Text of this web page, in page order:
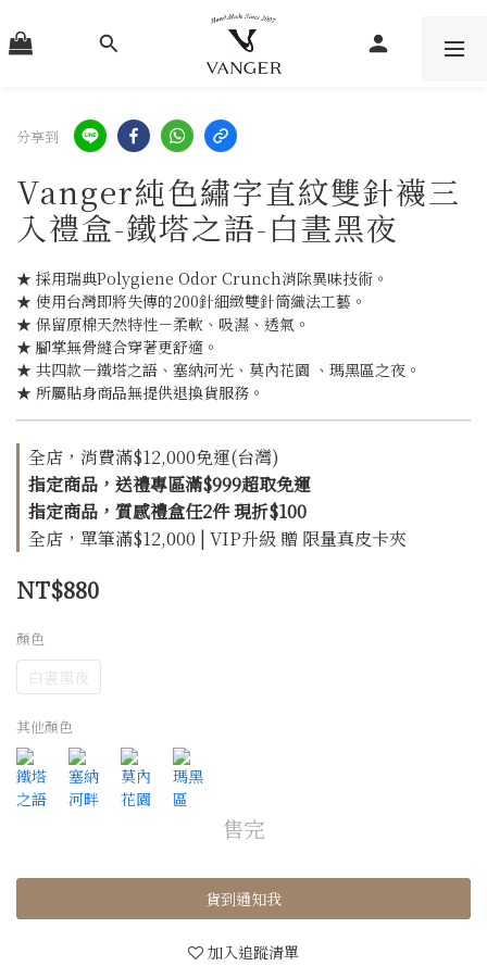
分享到
Vanger純色繡字直紋雙針襪三
入禮盒-鐵塔之語-白晝黑夜
★ 採用瑞典Polygiene Odor Crunch消除異味技術。
★ 使用台灣即將失傳的200針細緻雙針筒織法工藝。
★ 保留原棉天然特性－柔軟、吸濕、透氣。
★ 腳掌無骨縫合穿著更舒適。
★ 共四款－鐵塔之語、塞納河光、莫內花園 、瑪黑區之夜。
★ 所屬貼身商品無提供退換貨服務。
全店，消費滿$12,000免運(台灣)
指定商品，送禮專區滿$999超取免運
指定商品，質感禮盒任2件 現折$100
全店，單筆滿$12,000 | VIP升級 贈 限量真皮卡夾
NT$880
顏色
白晝黑夜
其他顏色
售完
貨到通知我
加入追蹤清單